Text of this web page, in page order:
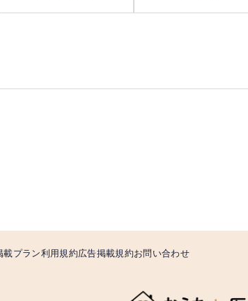
載プラン利用規約広告掲載規約お問い合わせ